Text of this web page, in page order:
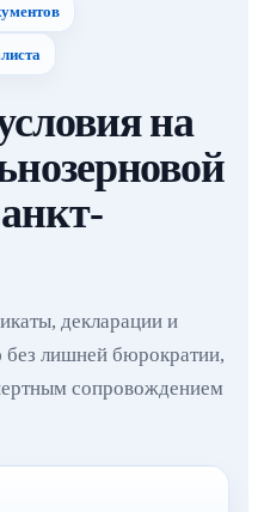
на
декларации и
лишней бюрократии,
сопровождением